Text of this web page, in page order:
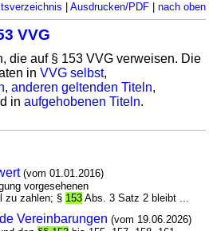
Ausdrucken/PDF| nach oben
VVG
die auf § 153 VVG verweisen. Die
inVVG selbst,
,anderen geltenden Titeln,
inaufgehobenen Titeln.
(vom 01.01.2016)
vorgesehenen
zu zahlen; § 153 Abs. 3 Satz 2 bleibt ...
Vereinbarungen (vom 19.06.2026)